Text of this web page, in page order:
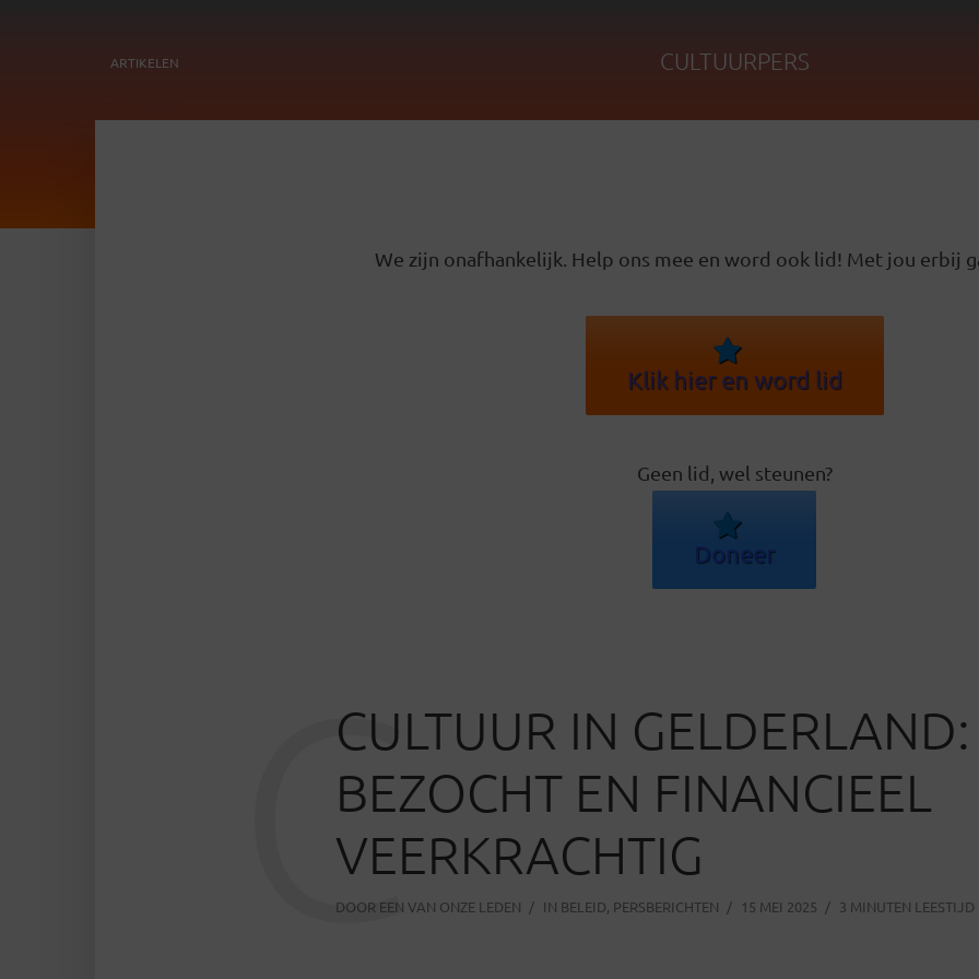
ARTIKELEN CULTUURPERS
We zijn onafhankelijk. Help ons mee en word ook lid! Met jou erbij
Klik hier en word lid
Geen lid, wel steunen?
Doneer
CULTUUR IN
BEZOCHT EN FINANCIEEL
VEERKRACHTIG
DOOR EEN VAN ONZE LEDEN IN BELEID, PERSBERICHTEN 15 MEI 2025 3 MINUTEN LEESTIJD
C